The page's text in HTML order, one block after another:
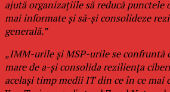
ajută organizațiile să reducă punctele
mai informate și să-și consolideze
generală.”
„IMM-urile și MSP-urile se confruntă
mare de a-și consolida reziliența
același timp medii IT din ce în ce mai